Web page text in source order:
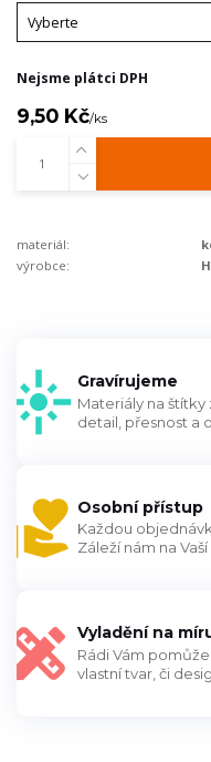
Nejsme plátci DPH
9,50 Kč/ks
materiál:
výrobce:
Gravírujeme
Materiály na
detail, přesnost a
Osobní přístup
Každou
Záleží nám na
Vyladění na
Rádi Vám
vlastní tvar, či